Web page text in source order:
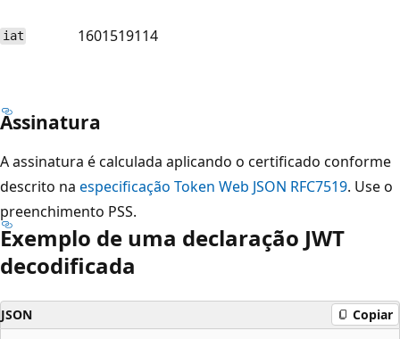
iat 1601519114
Assinatura
A assinatura é calculada aplicando o certificado conforme
descrito na especificação Token Web JSON RFC7519. Use o
preenchimento PSS.
Exemplo de uma declaração JWT
decodificada
JSON Copiar